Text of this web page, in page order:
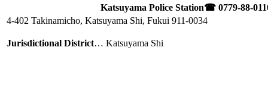
Katsuyama Police Station☎ 0779-88-
4-402 Takinamicho, Katsuyama Shi, Fukui 911-0034
Jurisdictional District… Katsuyama Shi